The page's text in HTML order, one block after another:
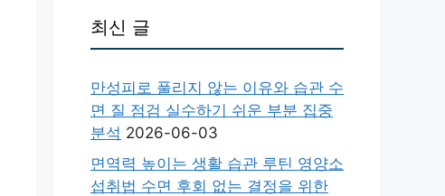
최신 글
만성피로 풀리지 않는 이유와 습관 수
면 질 점검 실수하기 쉬운 부분 집중
분석 2026-06-03
면역력 높이는 생활 습관 루틴 영양소
섭취법 수면 후회 없는 결정을 위한